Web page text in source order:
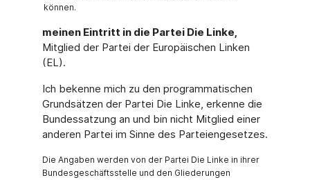
können.
meinen Eintritt in die Partei Die Linke,
Mitglied der Partei der Europäischen Linken
(EL).
Ich bekenne mich zu den programmatischen
Grundsätzen der Partei Die Linke, erkenne die
Bundessatzung an und bin nicht Mitglied einer
anderen Partei im Sinne des Parteiengesetzes.
Die Angaben werden von der Partei Die Linke in ihrer
Bundesgeschäftsstelle und den Gliederungen